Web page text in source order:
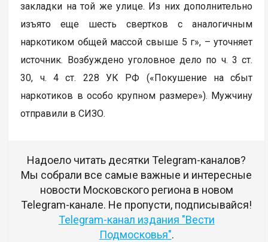
закладки на той же улице. Из них дополнительно
изъято еще шесть свeртков с аналогичным
наркотиком общей массой свыше 5 г», – уточняет
источник. Возбуждено уголовное дело по ч. 3 ст.
30, ч. 4 ст. 228 УК РФ («Покушение на сбыт
наркотиков в особо крупном размере»). Мужчину
отправили в СИЗО.
Надоело читать десятки Telegram-каналов?
Мы собрали все самые важные и интересные
новости Московского региона в новом
Telegram-канале. Не пропусти, подписывайся!
Telegram-канал издания "Вести
Подмосковья".